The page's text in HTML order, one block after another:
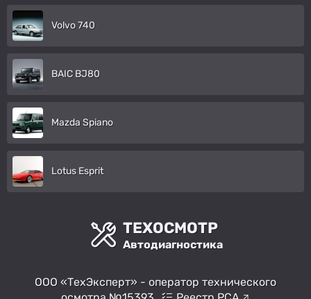
Volvo 740
BAIC BJ80
Mazda Spiano
Lotus Esprit
ТЕХОСМОТР
Автодиагностика
ООО «ТехЭксперт» - оператор технического